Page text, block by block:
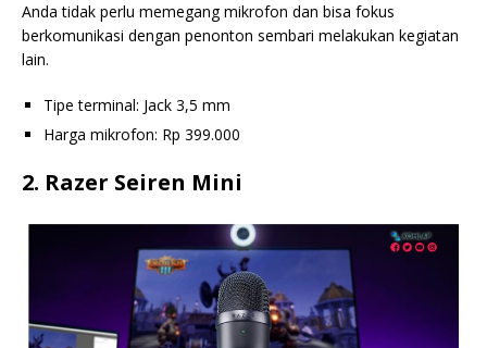
Anda tidak perlu memegang mikrofon dan bisa fokus
berkomunikasi dengan penonton sembari melakukan kegiatan
lain.
Tipe terminal: Jack 3,5 mm
Harga mikrofon: Rp 399.000
2. Razer Seiren Mini